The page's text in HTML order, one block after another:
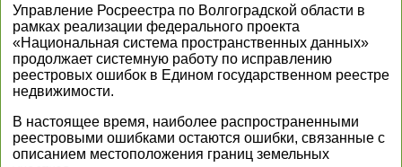
Управление Росреестра по Волгоградской области в
рамках реализации федерального проекта
«Национальная система пространственных данных»
продолжает системную работу по исправлению
реестровых ошибок в Едином государственном реестре
недвижимости.
В настоящее время, наиболее распространенными
реестровыми ошибками остаются ошибки, связанные с
описанием местоположения границ земельных